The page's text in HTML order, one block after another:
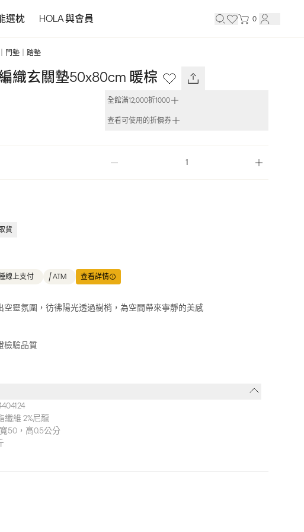
選枕 HOLA 與會員 0
門墊｜踏墊
織玄關墊50x80cm 暖棕
全館滿12,000折1000
查看可使用的折價券
貨
線上支付 ATM 查看詳情
空靈氛圍，彷彿陽光透過樹梢，為空間帶來寧靜的美感
檢驗品質
纖維 2%尼龍
50，高0.5公分